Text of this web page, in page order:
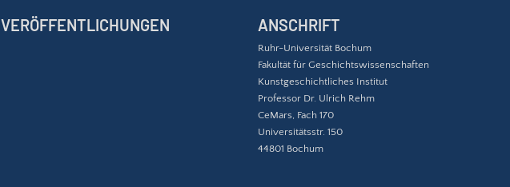
VERÖFFENTLICHUNGEN ANSCHRIFT
Ruhr-Universität Bochum
Fakultät für Geschichtswissenschaften
Kunstgeschichtliches Institut
Professor Dr. Ulrich Rehm
CeMars, Fach 170
Universitätsstr. 150
44801 Bochum